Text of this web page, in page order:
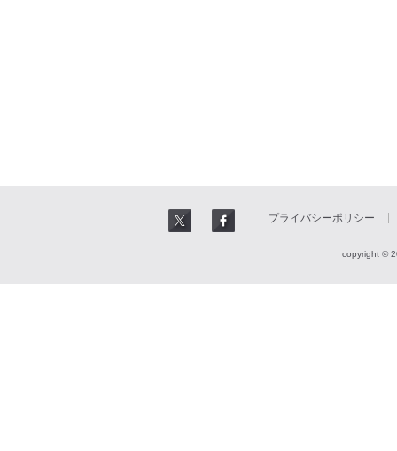
プライバシーポリシー
copyright ©